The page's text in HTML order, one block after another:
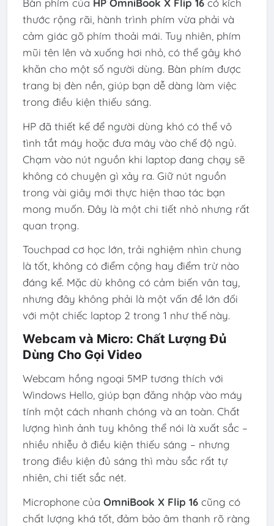
Bàn phím của HP OmniBook X Flip 16có kích
thước rộng rãi, hành trình phím vừa phải và
cảm giác gõ phím thoải mái. Tuy nhiên, phím
mũi tên lên và xuống hơi nhỏ, có thể gây khó
khăn cho một số người dùng. Bàn phím được
trang bị đèn nền, giúp bạn dễ dàng làm việc
trong điều kiện thiếu sáng.
HP đã thiết kế để người dùng khó có thể vô
tình tắt máy hoặc đưa máy vào chế độ ngủ.
Chạm vào nút nguồn khi laptop đang chạy sẽ
không có chuyện gì xảy ra. Giữ nút nguồn
trong vài giây mới thực hiện thao tác bạn
mong muốn. Đây là một chi tiết nhỏ nhưng rất
quan trọng.
Touchpad cơ học lớn, trải nghiệm nhìn chung
là tốt, không có điểm cộng hay điểm trừ nào
đáng kể. Mặc dù không có cảm biến vân tay,
nhưng đây không phải là một vấn đề lớn đối
với một chiếc laptop 2 trong 1 như thế này.
Webcam và Micro: Chất Lượng Đủ
Dùng Cho Gọi Video
Webcam hồng ngoại 5MP tương thích với
Windows Hello, giúp bạn đăng nhập vào máy
tính một cách nhanh chóng và an toàn. Chất
lượng hình ảnh tuy không thể nói là xuất sắc –
nhiều nhiễu ở điều kiện thiếu sáng – nhưng
trong điều kiện đủ sáng thì màu sắc rất tự
nhiên, chi tiết sắc nét.
Microphone của OmniBook X Flip 16cũng có
chất lượng khá tốt, đảm bảo âm thanh rõ ràng